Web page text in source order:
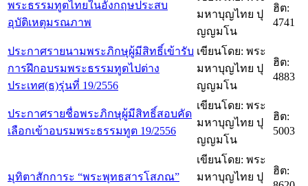
พระธรรมทูตไทยในอังกฤษประสบ
อุบัติเหตุมรณภาพ
มหาบุญไทย ปุ
ญญมโน
ฮิต:
4741
ประกาศรายนามพระภิกษุผู้มีสิทธิ์เข้ารับ
การฝึกอบรมพระธรรมทูตไปต่าง
ประเทศ(ธ)รุ่นที่ 19/2556
เขียนโดย: พระ
มหาบุญไทย ปุ
ญญมโน
ฮิต:
4883
ประกาศรายชื่อพระภิกษุผู้มีสิทธิ์สอบคัด
เลือกเข้าอบรมพระธรรมทูต 19/2556
เขียนโดย: พระ
มหาบุญไทย ปุ
ญญมโน
ฮิต:
5003
มุทิตาสักการะ “พระพุทธสารโสภณ”
เขียนโดย: พระ
มหาบุญไทย ปุ
ฮิต: